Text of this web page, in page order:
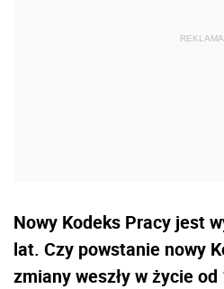
Nowy Kodeks Pracy jest
lat. Czy powstanie nowy
zmiany weszły w życie